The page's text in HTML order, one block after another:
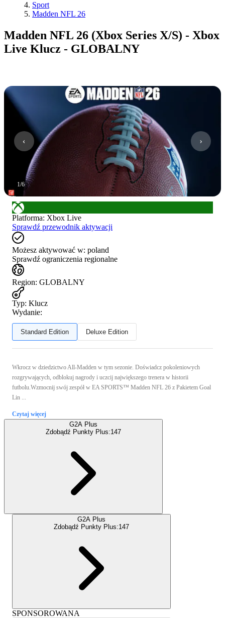
Sport
Madden NFL 26
Madden NFL 26 (Xbox Series X/S) - Xbox
Live Klucz - GLOBALNY
1/6
Platforma: Xbox Live
Sprawdź przewodnik aktywacji
Możesz aktywować w: poland
Sprawdź ograniczenia regionalne
Region: GLOBALNY
Typ: Klucz
Wydanie:
Standard Edition Deluxe Edition
Wkrocz w dziedzictwo All-Madden w tym sezonie. Doświadcz pokoleniowych
rozgrywających, odblokuj nagrody i uczcij największego trenera w historii
futbolu.Wzmocnij swój zespół w EA SPORTS™ Madden NFL 26 z Pakietem Goal
Lin ...
Czytaj więcej
G2A Plus
Zdobądź Punkty Plus:147
G2A Plus
Zdobądź Punkty Plus:147
SPONSOROWANA